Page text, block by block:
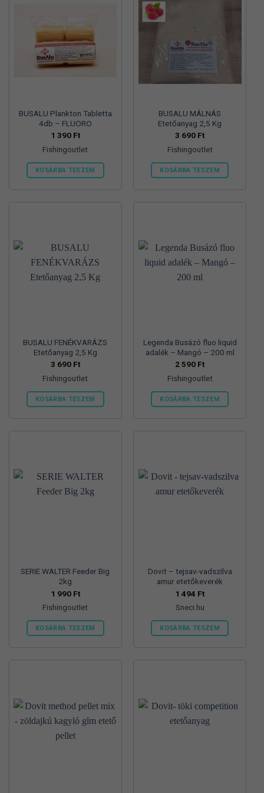
BUSALU Plankton Tabletta
4db – FLUORO
1 390 Ft
Fishingoutlet
KOSÁRBA TESZEM
BUSALU MÁLNÁS
Etetőanyag 2,5 Kg
3 690 Ft
Fishingoutlet
KOSÁRBA TESZEM
BUSALU FENÉKVARÁZS
Etetőanyag 2,5 Kg
3 690 Ft
Fishingoutlet
KOSÁRBA TESZEM
Legenda Busázó fluo liquid
adalék – Mangó – 200 ml
2 590 Ft
Fishingoutlet
KOSÁRBA TESZEM
SERIE WALTER Feeder Big
2kg
1 990 Ft
Fishingoutlet
KOSÁRBA TESZEM
Dovit – tejsav-vadszilva
amur etetőkeverék
1 494 Ft
Sneci.hu
KOSÁRBA TESZEM